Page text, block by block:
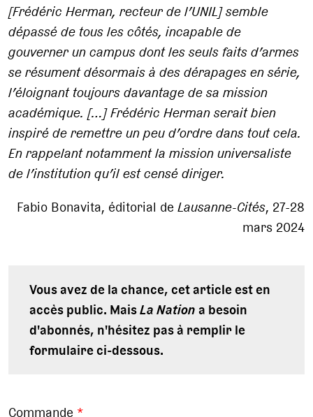
[Frédéric Herman, recteur de l’UNIL] semble
dépassé de tous les côtés, incapable de
gouverner un campus dont les seuls faits d’armes
se résument désormais à des dérapages en série,
l’éloignant toujours davantage de sa mission
académique. […] Frédéric Herman serait bien
inspiré de remettre un peu d’ordre dans tout cela.
En rappelant notamment la mission universaliste
de l’institution qu’il est censé diriger.
Fabio Bonavita, éditorial de Lausanne-Cités, 27-28
mars 2024
Vous avez de la chance, cet article est en
accès public. MaisLa Nationa besoin
d'abonnés, n'hésitez pas à remplir le
formulaire ci-dessous.
Commande *